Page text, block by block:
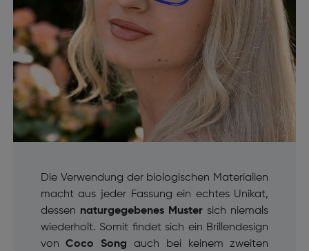
Die Verwendung der biologischen Materialien
macht aus jeder Fassung ein echtes Unikat,
dessen naturgegebenes Muster sich niemals
wiederholt. Somit findet sich ein Brillendesign
vonCoco Song auch bei keinem zweiten